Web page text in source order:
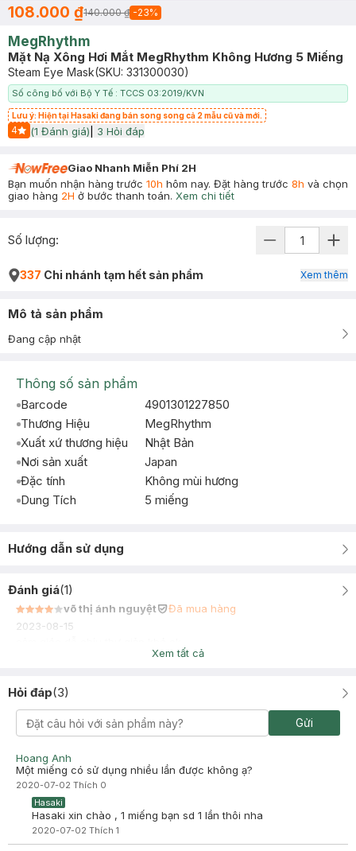
108.000 ₫140.000 ₫ -23%
MegRhythm
Mặt Nạ Xông Hơi Mắt MegRhythm Không Hương 5 Miếng
Steam Eye Mask(SKU: 331300030)
Số công bố với Bộ Y Tế : TCCS 03:2019/KVN
Lưu ý: Hiện tại Hasaki đang bán song song cả 2 mẫu cũ và mới.
4
Start Icon
(1 Đánh giá) 3 Hỏi đáp
Giao Nhanh Miễn Phí 2H
Bạn muốn nhận hàng trước 10h hôm nay. Đặt hàng trước 8h và chọn
giao hàng 2H ở bước thanh toán. Xem chi tiết
Số lượng:
337 Chi nhánh tạm hết sản phẩm Xem thêm
Mô tả sản phẩm
Đang cập nhật
Thông số sản phẩm
Barcode
4901301227850
Thương Hiệu
MegRhythm
Xuất xứ thương hiệu
Nhật Bản
Nơi sản xuất
Japan
Đặc tính
Không mùi hương
Dung Tích
5 miếng
Hướng dẫn sử dụng
Đánh giá(1)
võ thị ánh nguyệt
Đã mua hàng
2023-08-15
Xem tất cả
Hỏi đáp(3)
Gửi
Hoang Anh
Một miếng có sử dụng nhiều lần được không ạ?
2020-07-02 Thích 0
Hasaki
Hasaki xin chào , 1 miếng bạn sd 1 lần thôi nha
2020-07-02 Thích 1